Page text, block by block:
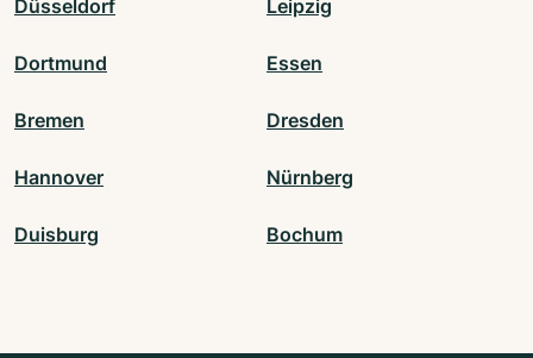
Düsseldorf Leipzig
Dortmund Essen
Bremen Dresden
Hannover Nürnberg
Duisburg Bochum